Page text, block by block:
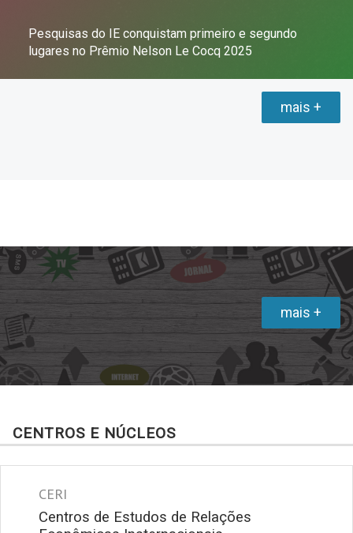
Pesquisas do IE conquistam primeiro e segundo
lugares no Prêmio Nelson Le Cocq 2025
mais +
mais +
CENTROS E NÚCLEOS
CERI
Centros de Estudos de Relações